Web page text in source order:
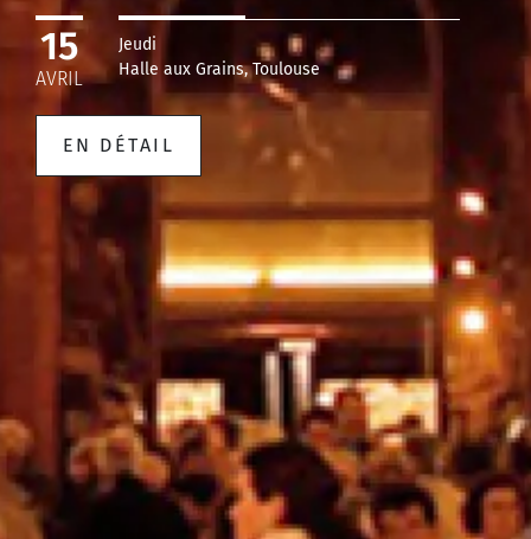
15
AVRIL
Jeudi
Halle aux Grains, Toulouse
EN DÉTAIL